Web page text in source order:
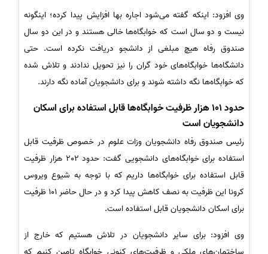
وی افزود: اینکه گفته می‌شود اجاره بها افزایش پیدا کرده؛ اینگونه
نیست و دو سال است که خوابگاه‌ها خالی هستند و در این دو سال
صندوق رفاه هیچ مبلغی از دانشجو دریافت نکرده است. حتی
دانشگاه‌ها خوابگاه‌های خود گران را نیز تحویل ندادند و تلاش شده
که خوابگاه‌ها نگه داشته شوند و برای دانشجویان آماده نگه دارند.
حدود 101 هزار ظرفیت خوابگاه‌ها قابل استفاده برای اسکان
دانشجویان است
رئیس صندوق رفاه دانشجویان وزات علوم در خصوص ظرفیت قابل
استفاده برای خوابگاه‌های دانشجویی گفت: حدود 202 هزار ظرفیت
قابل استفاده برای خوابگاه‌ها داریم که با توجه به شیوع ویروس
کرونا این ظرفیت به نصف کاهش پیدا کرد و در حال حاضر 101 ظرفیت
برای اسکان دانشجویان قابل استفاده است.
وی افزود: برای سایر دانشجویان در تلاش هستیم که خارج از